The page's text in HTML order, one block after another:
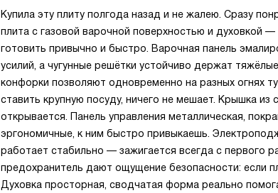
Купила эту плиту полгода назад и не жалею. Сразу
плита с газовой варочной поверхностью и духовкой —
готовить привычно и быстро. Варочная панель
усилий, а чугунные решётки устойчиво держат
конфорки позволяют одновременно на разных огнях
ставить крупную посуду, ничего не мешает. Крышка из
открывается. Панель управления металлическая,
эргономичные, к ним быстро привыкаешь.
работает стабильно — зажигается всегда с первого
предохранитель дают ощущение безопасности: если
Духовка просторная, сводчатая форма реально